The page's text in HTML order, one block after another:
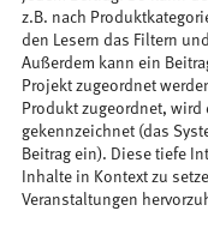
z.B. nach
den Lesern das Filtern
Außerdem kann ein
Projekt zugeordnet
Produkt zugeordnet,
gekennzeichnet (das
Beitrag ein). Diese tiefe
Inhalte in Kontext zu
Veranstaltungen